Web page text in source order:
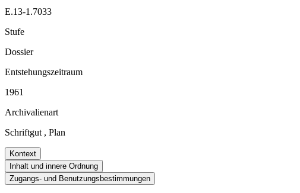
E.13-1.7033
Stufe
Dossier
Entstehungszeitraum
1961
Archivalienart
Schriftgut , Plan
Kontext
Inhalt und innere Ordnung
Zugangs- und Benutzungsbestimmungen